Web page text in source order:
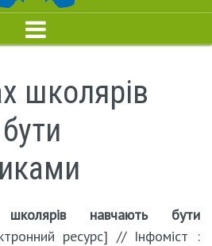
школярів
навчають бути
ресурс] // Інфоміст :